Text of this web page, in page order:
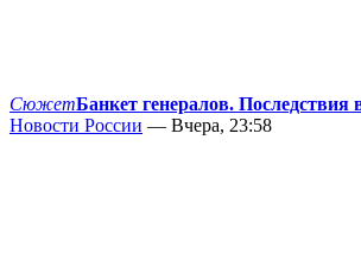
СюжетБанкет генералов.
Новости России — Вчера, 23:58